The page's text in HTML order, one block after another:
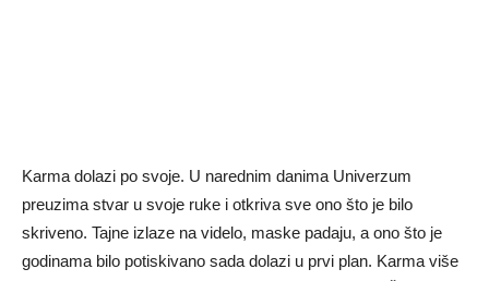
Karma dolazi po svoje. U narednim danima Univerzum
preuzima stvar u svoje ruke i otkriva sve ono što je bilo
skriveno. Tajne izlaze na videlo, maske padaju, a ono što je
godinama bilo potiskivano sada dolazi u prvi plan. Karma više